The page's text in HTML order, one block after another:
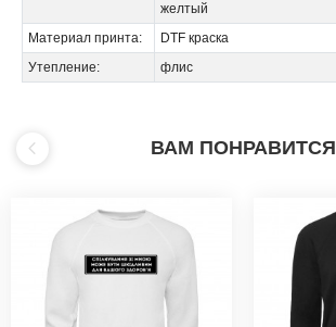
желтый
Материал принта:
DTF краска
Утепление:
флис
ВАМ ПОНРАВИТСЯ